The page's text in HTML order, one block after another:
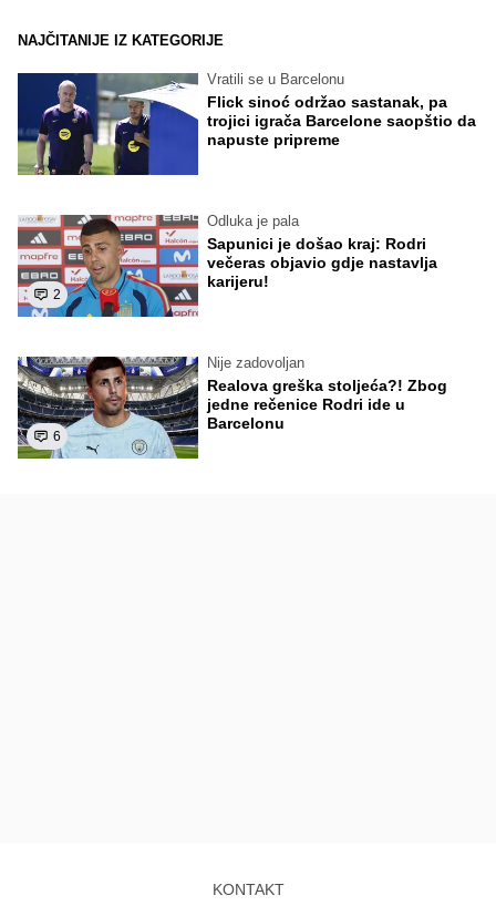
NAJČITANIJE IZ KATEGORIJE
Vratili se u Barcelonu
Flick sinoć održao sastanak, pa
trojici igrača Barcelone saopštio da
napuste pripreme
2
Odluka je pala
Sapunici je došao kraj: Rodri
večeras objavio gdje nastavlja
karijeru!
6
Nije zadovoljan
Realova greška stoljeća?! Zbog
jedne rečenice Rodri ide u
Barcelonu
KONTAKT